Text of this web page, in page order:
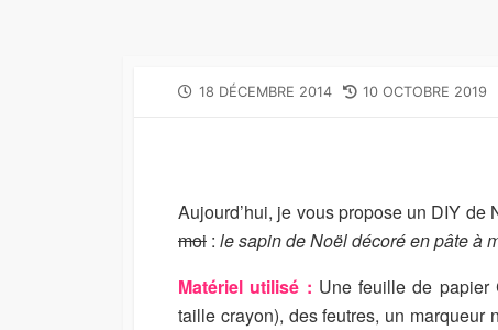
P
H
E
D
A
18 DÉCEMBRE 2014
L
D
I
I
E
10 OCTOBRE 2019
Aujourd’hui, je vous propose un DIY
moi : le sapin de Noël décoré en pâte à
Matériel utilisé : Une feuille de papier
taille crayon), des feutres, un marqueur